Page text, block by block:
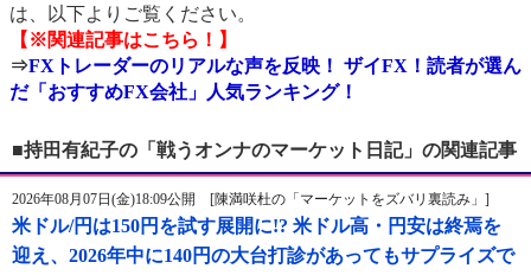
は、以下よりご覧ください。
【※関連記事はこちら！】
⇒FXトレーダーのリアルな声を反映！ ザイFX！読者が選ん
だ「おすすめFX会社」人気ランキング！
■持田有紀子の「戦うオンナのマーケット日記」の関連記事
2026年08月07日(金)18:09公開 [陳満咲杜の「マーケットをズバリ裏読み」]
米ドル/円は150円を試す展開に!? 米ドル高・円安は終焉を
迎え、2026年中に140円の大台打診があってもサプライズで